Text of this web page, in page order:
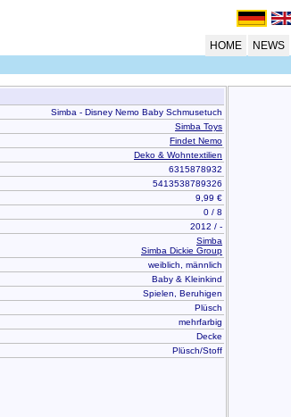
HOME NEWS
Simba - Disney Nemo Baby Schmusetuch
Simba Toys
Findet Nemo
Deko & Wohntextilien
6315878932
5413538789326
9,99 €
0 / 8
2012 / -
Simba
Simba Dickie Group
weiblich, männlich
Baby & Kleinkind
Spielen, Beruhigen
Plüsch
mehrfarbig
Decke
Plüsch/Stoff